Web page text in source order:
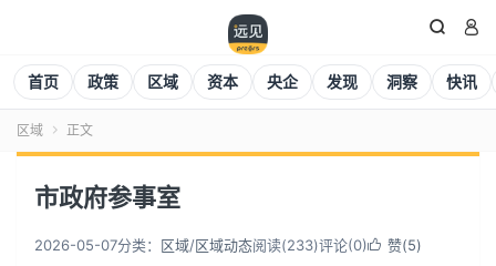
 
首页 政策 区域 资本 央企 发现 洞察 快讯
区域  正文
市政府参事室
2026-05-07分类： 区域/区域动态阅读(234)评论(0) 赞(5)